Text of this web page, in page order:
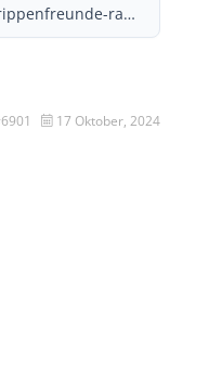
rankweil.at/
17 Oktober, 2024